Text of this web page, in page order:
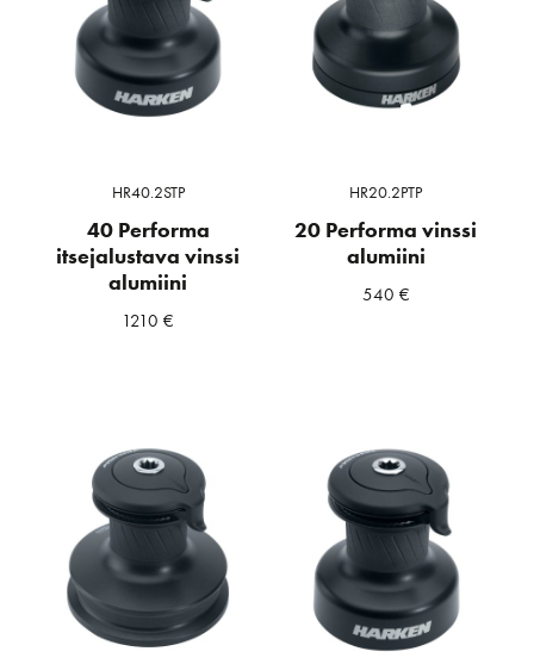
HR40.2STP
40 Performa
itsejalustava vinssi
alumiini
1210€
HR20.2PTP
20 Performa vinssi
alumiini
540 €